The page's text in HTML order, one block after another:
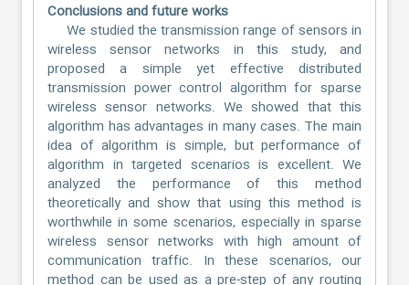
Conclusions and future works
We studied the transmission range of sensors in
wireless sensor networks in this study, and
proposed a simple yet effective distributed
transmission power control algorithm for sparse
wireless sensor networks. We showed that this
algorithm has advantages in many cases. The main
idea of algorithm is simple, but performance of
algorithm in targeted scenarios is excellent. We
analyzed the performance of this method
theoretically and show that using this method is
worthwhile in some scenarios, especially in sparse
wireless sensor networks with high amount of
communication traffic. In these scenarios, our
method can be used as a pre-step of any routing